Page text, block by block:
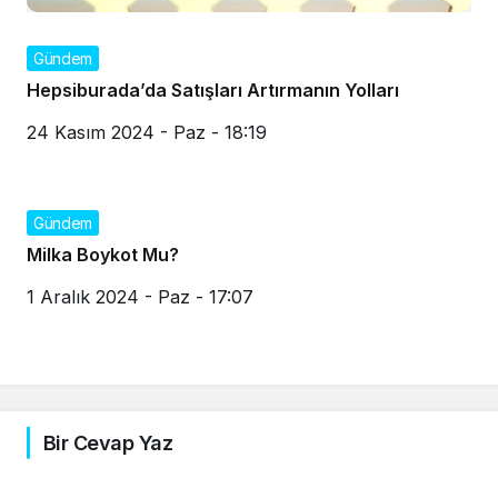
Gündem
Hepsiburada’da Satışları Artırmanın Yolları
24 Kasım 2024 - Paz - 18:19
Gündem
Milka Boykot Mu?
1 Aralık 2024 - Paz - 17:07
Bir Cevap Yaz